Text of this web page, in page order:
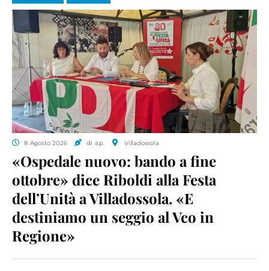
8 Agosto 2026 di a.p. Villadossola
«Ospedale nuovo: bando a fine
ottobre» dice Riboldi alla Festa
dell’Unità a Villadossola. «E
destiniamo un seggio al Vco in
Regione»